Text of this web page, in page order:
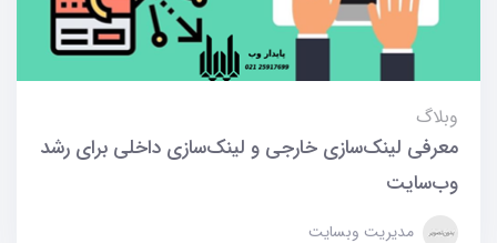
وبلاگ
معرفی لینک‌سازی خارجی و لینک‌سازی داخلی برای رشد
وب‌سایت
مدیریت وبسایت